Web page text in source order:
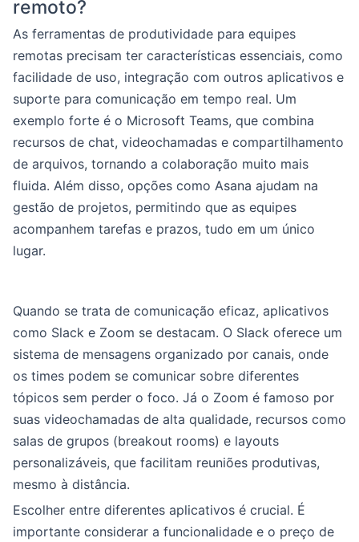
remoto?
As ferramentas de produtividade para equipes
remotas precisam ter características essenciais, como
facilidade de uso, integração com outros aplicativos e
suporte para comunicação em tempo real. Um
exemplo forte é o Microsoft Teams, que combina
recursos de chat, videochamadas e compartilhamento
de arquivos, tornando a colaboração muito mais
fluida. Além disso, opções como Asana ajudam na
gestão de projetos, permitindo que as equipes
acompanhem tarefas e prazos, tudo em um único
lugar.
Quando se trata de comunicação eficaz, aplicativos
como Slack e Zoom se destacam. O Slack oferece um
sistema de mensagens organizado por canais, onde
os times podem se comunicar sobre diferentes
tópicos sem perder o foco. Já o Zoom é famoso por
suas videochamadas de alta qualidade, recursos como
salas de grupos (breakout rooms) e layouts
personalizáveis, que facilitam reuniões produtivas,
mesmo à distância.
Escolher entre diferentes aplicativos é crucial. É
importante considerar a funcionalidade e o preço de